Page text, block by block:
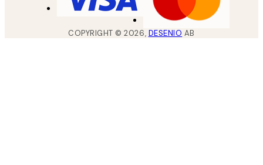
COPYRIGHT ©2026, DESENIO AB